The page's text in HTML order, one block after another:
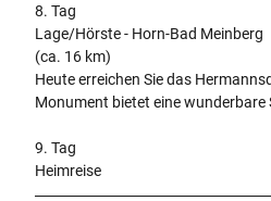
8. Tag
Lage/Hörste - Horn-Bad Meinberg
(ca. 16 km)
Heute erreichen Sie das
Monument bietet eine wunderbare
9. Tag
Heimreise